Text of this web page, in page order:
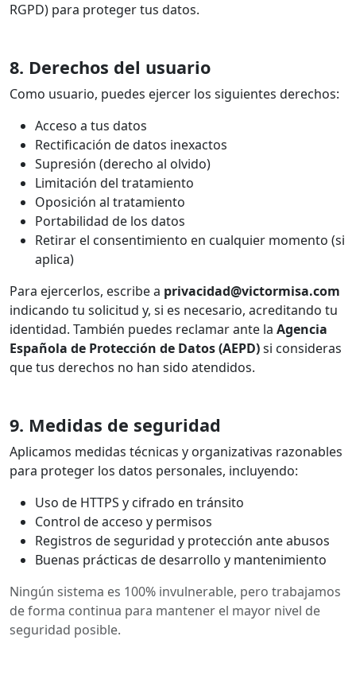
RGPD) para proteger tus datos.
8. Derechos del usuario
Como usuario, puedes ejercer los siguientes derechos:
Acceso a tus datos
Rectificación de datos inexactos
Supresión (derecho al olvido)
Limitación del tratamiento
Oposición al tratamiento
Portabilidad de los datos
Retirar el consentimiento en cualquier momento (si
aplica)
Para ejercerlos, escribe a privacidad@victormisa.com
indicando tu solicitud y, si es necesario, acreditando tu
identidad. También puedes reclamar ante la Agencia
Española de Protección de Datos (AEPD)si consideras
que tus derechos no han sido atendidos.
9. Medidas de seguridad
Aplicamos medidas técnicas y organizativas razonables
para proteger los datos personales, incluyendo:
Uso de HTTPS y cifrado en tránsito
Control de acceso y permisos
Registros de seguridad y protección ante abusos
Buenas prácticas de desarrollo y mantenimiento
Ningún sistema es 100% invulnerable, pero trabajamos
de forma continua para mantener el mayor nivel de
seguridad posible.